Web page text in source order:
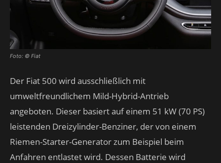
Foto: © Fiat
Der Fiat 500 wird ausschließlich mit
umweltfreundlichem Mild-Hybrid-Antrieb
angeboten. Dieser basiert auf einem 51 kW (70 PS)
leistenden Dreizylinder-Benziner, der von einem
Riemen-Starter-Generator zum Beispiel beim
Anfahren entlastet wird. Dessen Batterie wird